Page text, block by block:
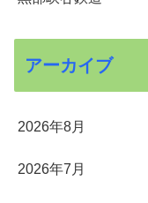
アーカイブ
2026年8月
2026年7月